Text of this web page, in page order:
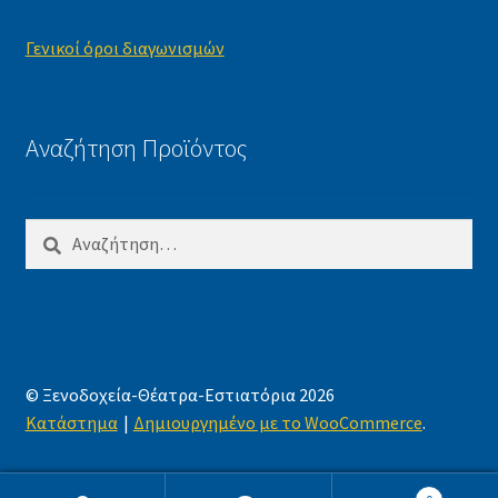
Γενικοί όροι διαγωνισμών
Αναζήτηση Προϊόντος
Αναζήτηση
© Ξενοδοχεία-Θέατρα-Εστιατόρια 2026
Κατάστημα
Δημιουργημένο με το WooCommerce.